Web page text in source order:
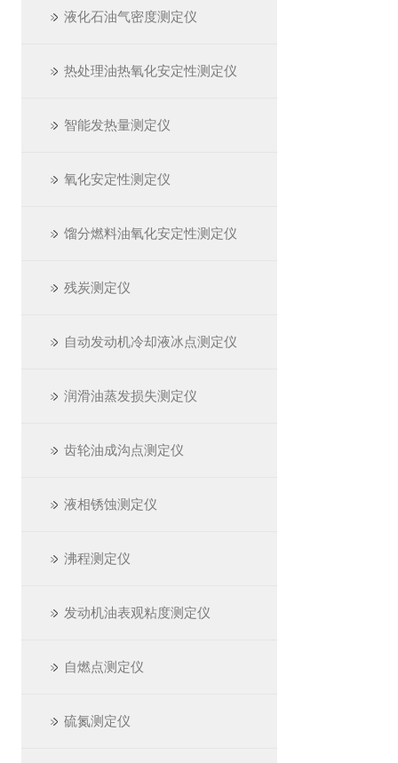
液化石油气密度测定仪
热处理油热氧化安定性测定仪
智能发热量测定仪
氧化安定性测定仪
馏分燃料油氧化安定性测定仪
残炭测定仪
自动发动机冷却液冰点测定仪
润滑油蒸发损失测定仪
齿轮油成沟点测定仪
液相锈蚀测定仪
沸程测定仪
发动机油表观粘度测定仪
自燃点测定仪
硫氮测定仪